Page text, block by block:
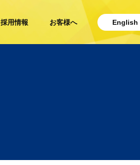
採用情報 お客様へ English